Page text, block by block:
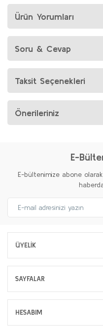
Ürün Yorumları
Soru & Cevap
Taksit Seçenekleri
Önerileriniz
E-
E-bültenimize abone
ÜYELİK
SAYFALAR
HESABIM